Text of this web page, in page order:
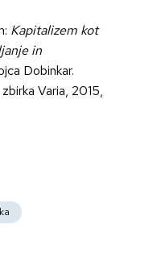
Kapitalizem kot
in
Dobinkar.
Varia, 2015,